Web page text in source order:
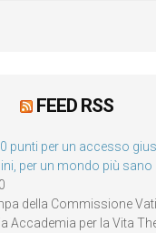
FEED RSS
punti per un accesso
per un mondo più sano
della Commissione
Accademia per la Vita The